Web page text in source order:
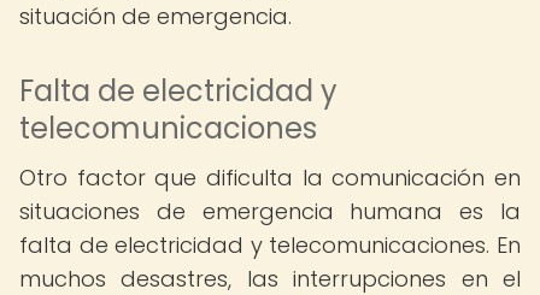
situación de emergencia.
Falta de electricidad y
telecomunicaciones
Otro factor que dificulta la comunicación en
situaciones de emergencia humana es la
falta de electricidad y telecomunicaciones. En
muchos desastres, las interrupciones en el